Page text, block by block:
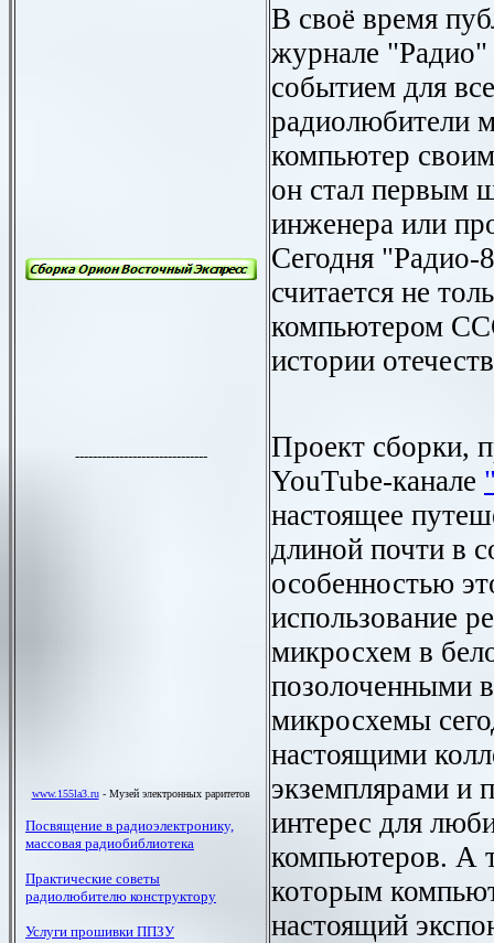
В своё время
журнале "Радио"
событием для
радиолюбители
компьютер
он стал первым
инженера или
Сегодня
считается не
компьютером
истории
Проект сборки,
YouTube-канале
настоящее
длиной почти в
особенностью
использование
микросхем в
позолоченными
микросхемы
настоящими
экземплярами и
интерес для
компьютеров. А
которым
настоящий